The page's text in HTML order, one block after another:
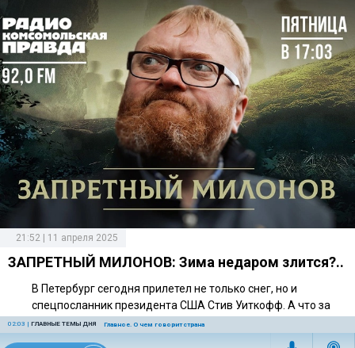
02:03 | ГЛАВНЫЕ ТЕМЫ ДНЯ Главное. О чем говорит страна
21:52 | 11 апреля 2025
ЗАПРЕТНЫЙ МИЛОНОВ: Зима недаром злится?..
В Петербург сегодня прилетел не только снег, но и
спецпосланник президента США Стив Уиткофф. А что за
спецпослание он привез на встречу с Владимиром Путиным?
Угроза новых санкций, если не будет подвижек в перемирии